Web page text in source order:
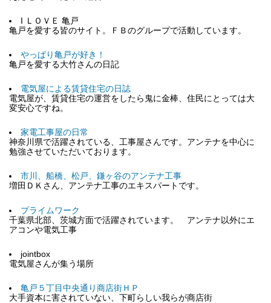
I ＬＯＶＥ 亀戸
亀戸を愛する皆のサイト。ＦＢのグループで活動しています。
やっぱり亀戸が好き！
亀戸を愛する大竹さんの日記
電気屋による賃貸住宅の日誌
電気屋が、賃貸住宅の運営をしたら鬼に金棒、住民にとっては大
変安心ですね。
家電工事屋の日常
神奈川県で活躍されている、工事屋さんです。アンテナを中心に
勉強させていただいております。
市川、船橋、松戸、鎌ヶ谷のアンテナ工事
増田ＤＫさん、アンテナ工事のエキスパートです。
プライムワーク
千葉県北部、茨城方面で活躍されています。 アンテナ以外にエ
アコンや電気工事
jointbox
電気屋さんが集う場所
亀戸５丁目中央通り商店街ＨＰ
大手資本に害されていない、下町らしい我らが商店街